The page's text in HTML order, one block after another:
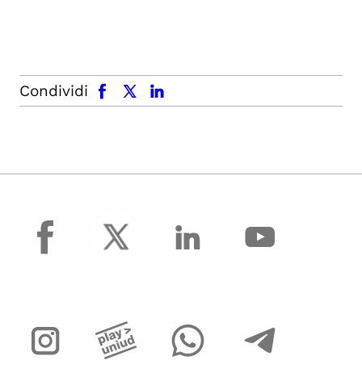
Condividi
facebook x.com linkedin
facebook